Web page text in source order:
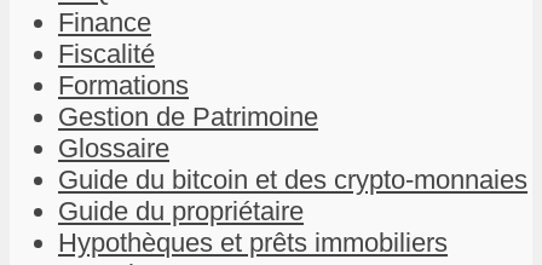
Finance
Fiscalité
Formations
Gestion de Patrimoine
Glossaire
Guide du bitcoin et des crypto-monnaies
Guide du propriétaire
Hypothèques et prêts immobiliers